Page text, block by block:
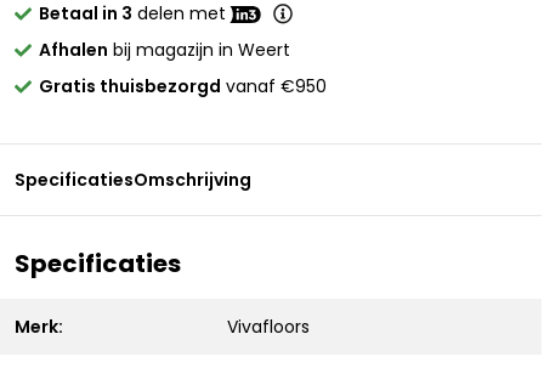
Betaal in 3 delen met
Afhalen bij magazijn in Weert
Gratis thuisbezorgd vanaf €950
SpecificatiesOmschrijving
Specificaties
Merk: Vivafloors